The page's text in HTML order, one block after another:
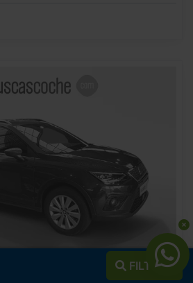
FILTROS